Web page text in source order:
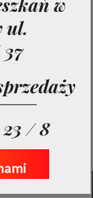
lokali:
w
ul.
/ 8